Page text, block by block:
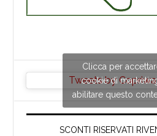
Tweets by
Clicca per
cookie di
abilitare questo
SCONTI RISERVATI